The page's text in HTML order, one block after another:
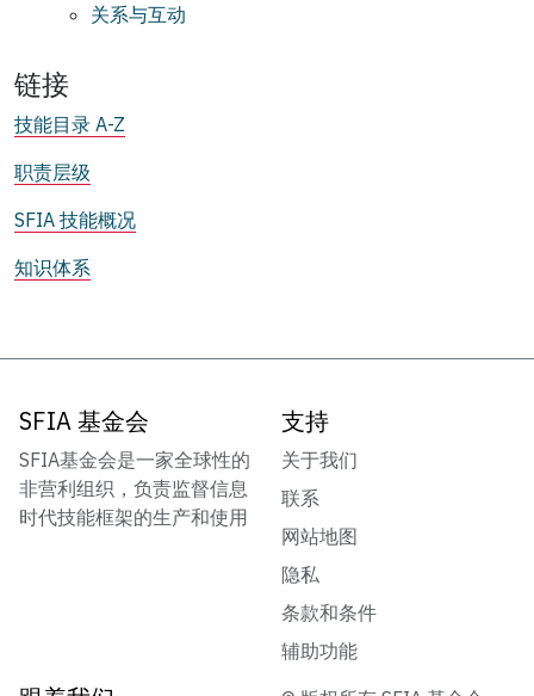
关系与互动
链接
技能目录 A-Z
职责层级
SFIA 技能概况
知识体系
SFIA 基金会
SFIA基金会是一家全球性的
非营利组织，负责监督信息
时代技能框架的生产和使用
支持
关于我们
联系
网站地图
隐私
条款和条件
辅助功能